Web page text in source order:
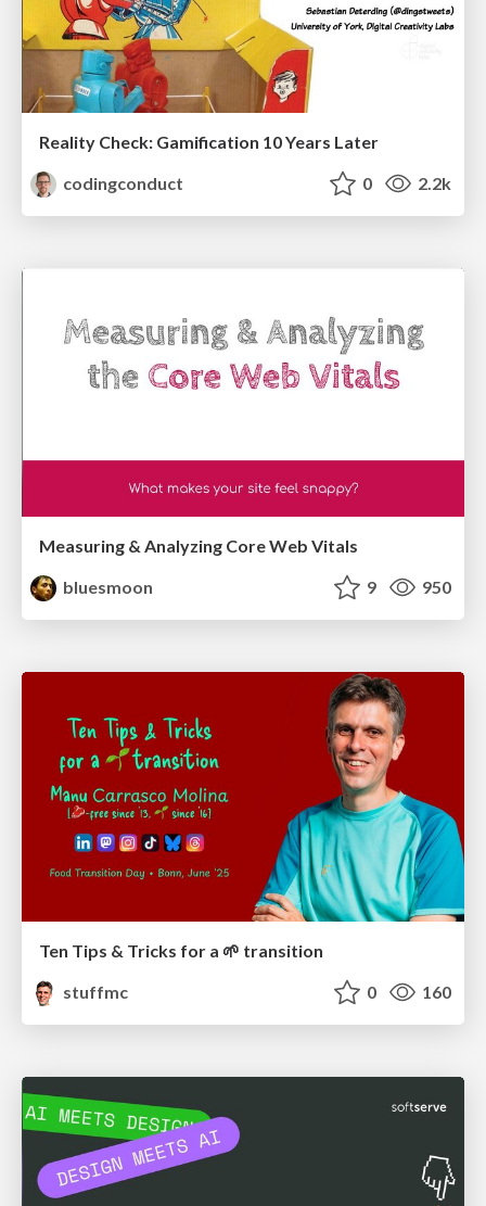
Reality Check: Gamification 10 Years Later
codingconduct
0 2.2k
Measuring & Analyzing Core Web Vitals
bluesmoon
9 950
Ten Tips & Tricks for a 🌱 transition
stuffmc
0 160